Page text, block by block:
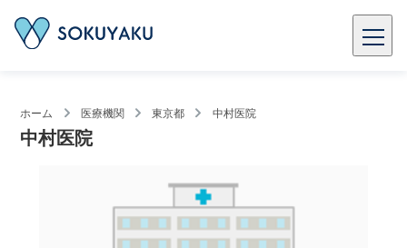
ホーム 医療機関 東京都 中村医院
中村医院